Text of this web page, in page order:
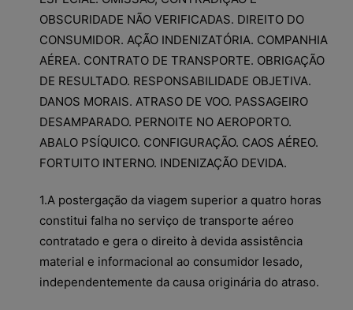
OBSCURIDADE NÃO VERIFICADAS. DIREITO DO
CONSUMIDOR. AÇÃO INDENIZATÓRIA. COMPANHIA
AÉREA. CONTRATO DE TRANSPORTE. OBRIGAÇÃO
DE RESULTADO. RESPONSABILIDADE OBJETIVA.
DANOS MORAIS. ATRASO DE VOO. PASSAGEIRO
DESAMPARADO. PERNOITE NO AEROPORTO.
ABALO PSÍQUICO. CONFIGURAÇÃO. CAOS AÉREO.
FORTUITO INTERNO. INDENIZAÇÃO DEVIDA.
1.A postergação da viagem superior a quatro horas
constitui falha no serviço de transporte aéreo
contratado e gera o direito à devida assistência
material e informacional ao consumidor lesado,
independentemente da causa originária do atraso.